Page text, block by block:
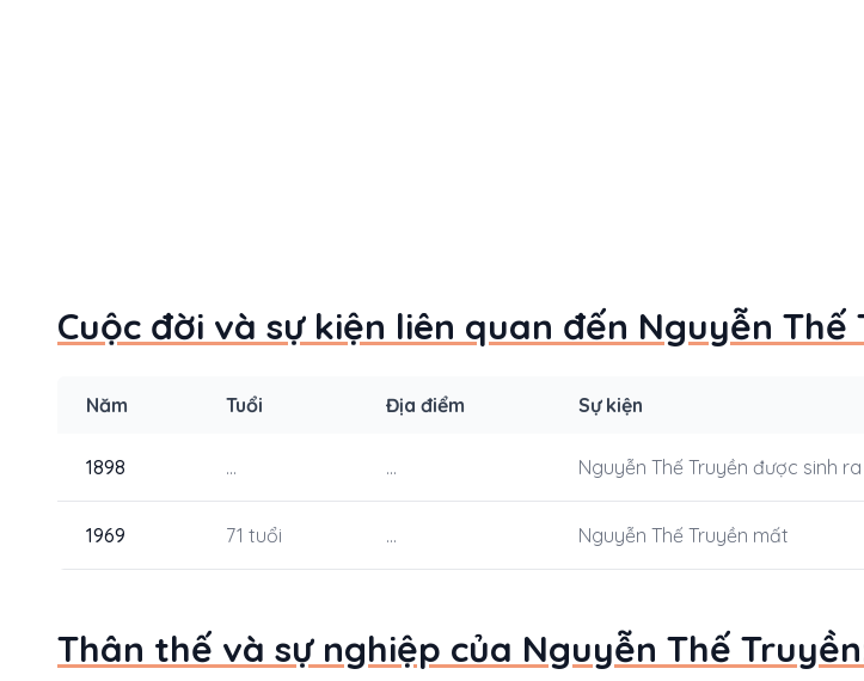
Cuộc đời và sự kiện liên quan đến Nguyễn Thế
Năm Tuổi Địa điểm Sự kiện
1898 ... ... Nguyễn Thế Truyền được sinh ra
1969 71 tuổi ... Nguyễn Thế Truyền mất
Thân thế và sự nghiệp của Nguyễn Thế